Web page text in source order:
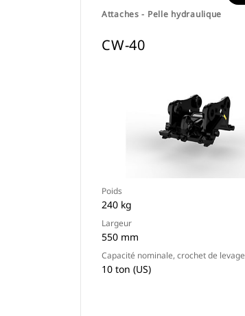
Attaches - Pelle hydraulique
CW-40
Poids
240 kg
Largeur
550 mm
Capacité nominale, crochet de levage
10 ton (US)